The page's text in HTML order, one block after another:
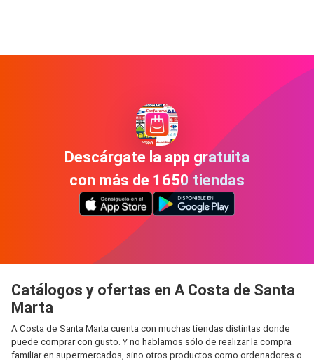
Descárgate la app gratuita
con más de 1650 tiendas
Catálogos y ofertas en A Costa de Santa
Marta
A Costa de Santa Marta cuenta con muchas tiendas distintas donde
puede comprar con gusto. Y no hablamos sólo de realizar la compra
familiar en supermercados, sino otros productos como ordenadores o